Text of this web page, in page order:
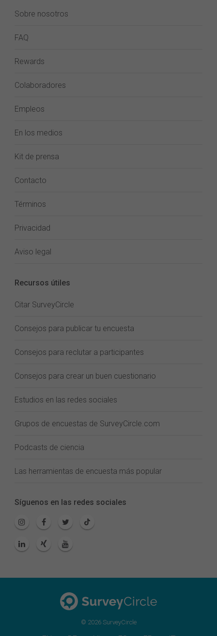
Sobre nosotros
FAQ
Rewards
Colaboradores
Empleos
En los medios
Kit de prensa
Contacto
Términos
Privacidad
Aviso legal
Recursos útiles
Citar SurveyCircle
Consejos para publicar tu encuesta
Consejos para reclutar a participantes
Consejos para crear un buen cuestionario
Estudios en las redes sociales
Grupos de encuestas de SurveyCircle.com
Podcasts de ciencia
Las herramientas de encuesta más popular
Síguenos en las redes sociales
© 2026 SurveyCircle